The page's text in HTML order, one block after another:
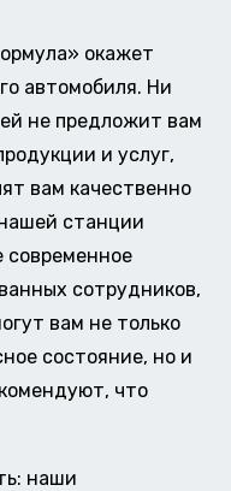
окажет
автомобиля. Ни
не предложит вам
и услуг,
вам качественно
станции
современное
сотрудников,
вам не только
состояние, но и
что
наши